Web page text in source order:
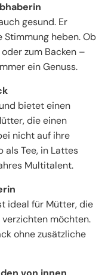
gesund. Er
heben. Ob
zum Backen –
ein Genuss.
bietet einen
die einen
nicht auf ihre
als Tee, in Lattes
Multitalent.
ideal für Mütter, die
möchten.
ohne zusätzliche